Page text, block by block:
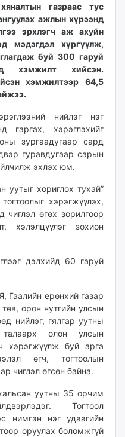
газраас тус
ажлын хүрээнд
эрхлэгч аж ахуйн
мэдэгдэл хүргүүлж,
буй 300 гаруй
хэмжилт хийсэн.
хэмжилтээр 64,5
нийлэг нэг
гаргах, хэрэглэхийг
зургаадугаар сард
гуравдугаар сарын
эхлэх юм.
уутыг хориглох тухай”
хэрэгжүүлэх,
чиглэл өгөх зорилгоор
хэлэлцүүлэг зохион
дэлхийд 60 гаруй
Гаалийн ерөнхий газар
орон нутгийн улсын
нийлэг, гялгар уутны
талаарх олон улсын
хэрэгжүүлж буй арга
өгч, тогтоолын
чиглэл өгсөн байна.
уутны 35 орчим
Тогтоол
нимгэн нэг удаагийн
оруулах боломжгүй